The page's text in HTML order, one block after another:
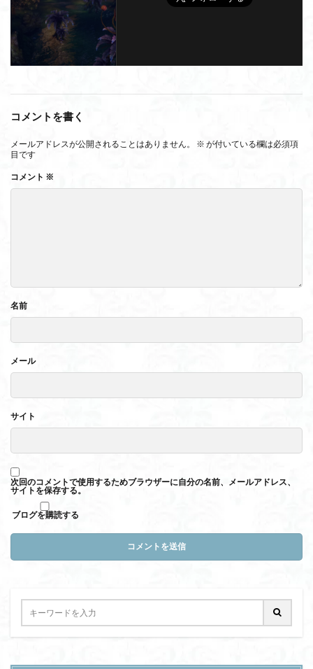
コメントを書く
メールアドレスが公開されることはありません。 ※ が付いている欄は必須項
目です
コメント ※
名前
メール
サイト
次回のコメントで使用するためブラウザーに自分の名前、メールアドレス、
サイトを保存する。
ブログを購読する